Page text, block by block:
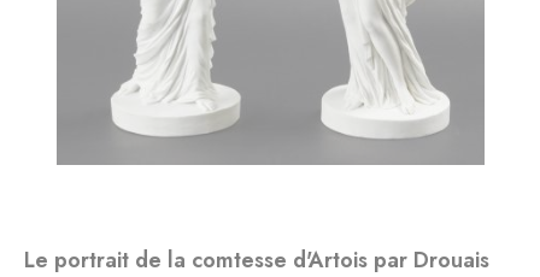
Le portrait de la comtesse d'Artois par Drouais